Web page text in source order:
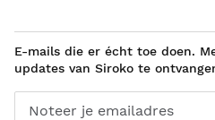
E-mails die er écht toe doen.
updates van Siroko te
Noteer je emailadres